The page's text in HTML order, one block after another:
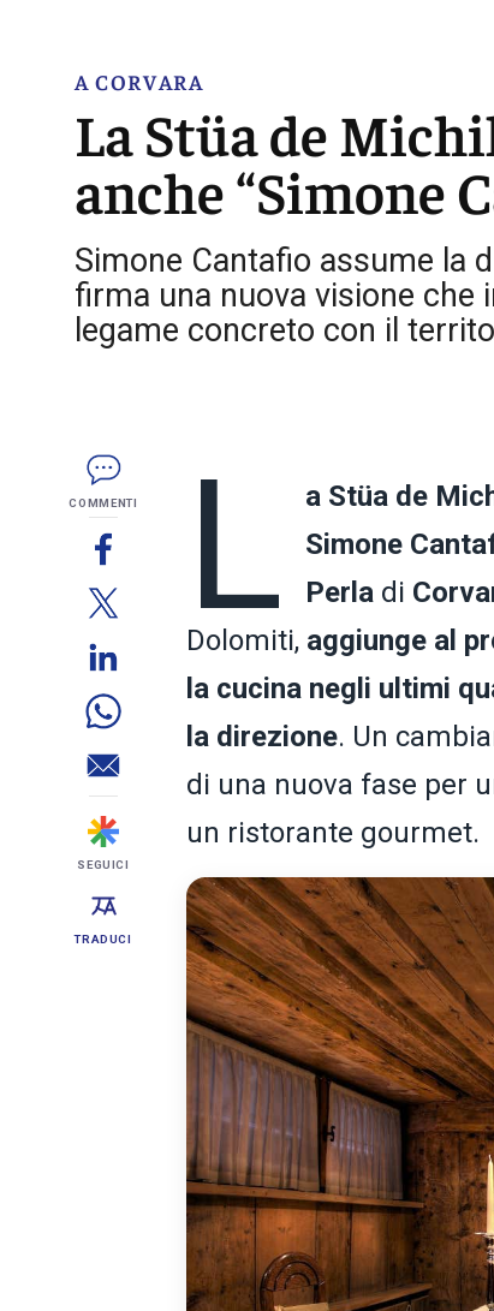
A CORVARA
La Stüa de
anche “Simone
Simone Cantafio assume la
firma una nuova visione che
legame concreto con il
COMMENTI
SEGUICI
TRADUCI
L a Stüa de
Simone
Perla di
Dolomiti, aggiunge al
la cucina negli ultimi
la direzione. Un
di una nuova fase per
un ristorante gourmet.